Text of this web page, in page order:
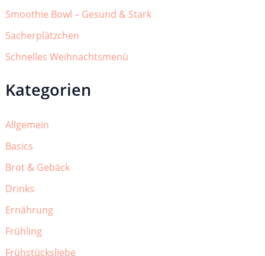
Smoothie Bowl – Gesund & Stark
Sacherplätzchen
Schnelles Weihnachtsmenü
Kategorien
Allgemein
Basics
Brot & Gebäck
Drinks
Ernährung
Frühling
Frühstücksliebe